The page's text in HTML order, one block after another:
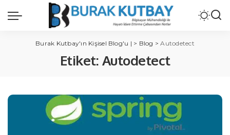
Burak Kutbay'ın Kişisel Blog'u | > Blog >Autodetect
Etiket: Autodetect